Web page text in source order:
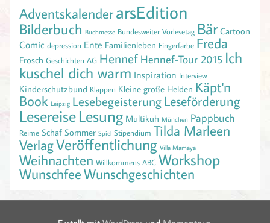
AdventskalenderarsEdition
Bilderbuch Buchmesse Bundesweiter Vorlesetag Bär Cartoon
Comic depression Ente Familienleben Fingerfarbe Freda
Frosch Geschichten AG Hennef Hennef-Tour 2015 Ich
kuschel dich warm Inspiration Interview
Kinderschutzbund Klappen Kleine große Helden Käpt'n
Book Leipzig LesebegeisterungLeseförderung
LesereiseLesung Multikuh München Pappbuch
Reime Schaf Sommer Spiel Stipendium Tilda Marleen
VerlagVeröffentlichung Villa Mamaya
Weihnachten Willkommens ABC Workshop
WunschfeeWunschgeschichten